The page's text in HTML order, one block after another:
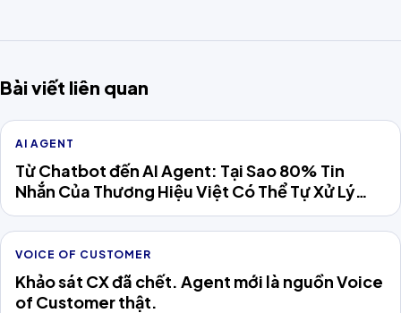
Bài viết liên quan
AI AGENT
Từ Chatbot đến AI Agent: Tại Sao 80% Tin
Nhắn Của Thương Hiệu Việt Có Thể Tự Xử Lý
Năm 2026
VOICE OF CUSTOMER
Khảo sát CX đã chết. Agent mới là nguồn Voice
of Customer thật.